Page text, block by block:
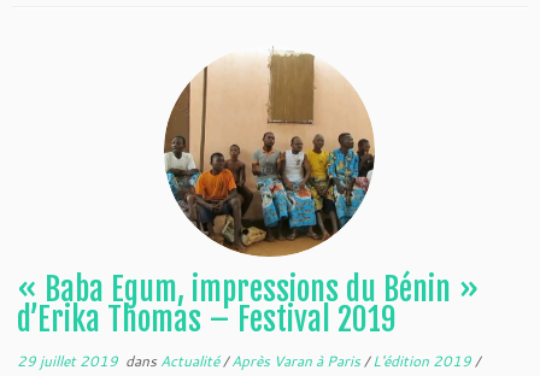
« Baba Egum, impressions du Bénin »
d’Erika Thomas – Festival 2019
29 juillet 2019 dans Actualité/Après Varan à Paris/L'édition 2019/